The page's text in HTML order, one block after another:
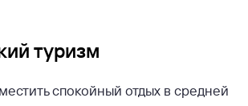
туризм
спокойный отдых в средней